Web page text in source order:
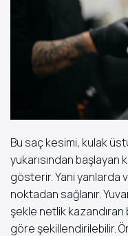
Bu saç kesimi, kulak
yukarısından
gösterir. Yani yanlarda
noktadan sağlanır.
şekle netlik kazandıran
göre şekillendirilebilir.